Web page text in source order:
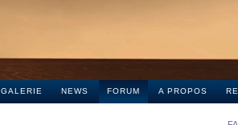
GALERIE NEWS FORUM A PROPOS